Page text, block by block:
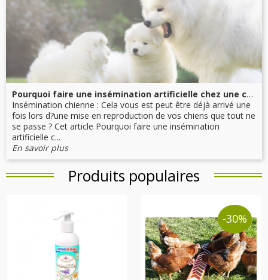
Pourquoi faire une insémination artificielle chez une chienne ?
Insémination chienne : Cela vous est peut être déjà arrivé une
fois lors d?une mise en reproduction de vos chiens que tout ne
se passe ? Cet article Pourquoi faire une insémination
artificielle c...
En savoir plus
Produits populaires
-30%